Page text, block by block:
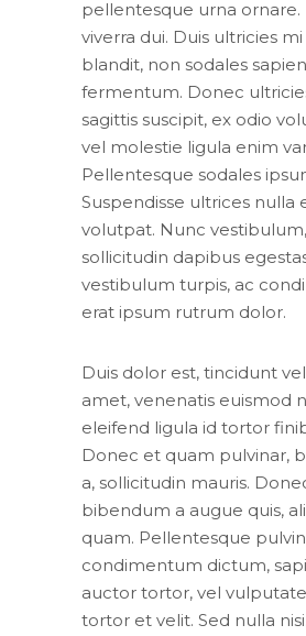
pellentesque urna ornare.
viverra dui. Duis ultricies
blandit, non sodales sapien
fermentum. Donec
sagittis suscipit, ex odio
vel molestie ligula enim
Pellentesque sodales
Suspendisse ultrices nulla
volutpat. Nunc
sollicitudin dapibus
vestibulum turpis, ac
erat ipsum rutrum dolor.
Duis dolor est, tincidunt
amet, venenatis euismod
eleifend ligula id tortor
Donec et quam pulvinar,
a, sollicitudin mauris.
bibendum a augue quis,
quam. Pellentesque
condimentum dictum,
auctor tortor, vel
tortor et velit. Sed nulla